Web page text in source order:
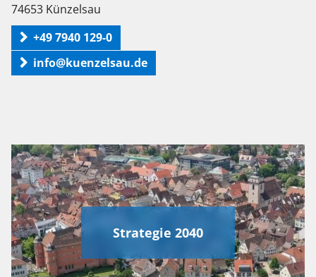
74653 Künzelsau
+49 7940 129-0
info@kuenzelsau.de
Strategie 2040